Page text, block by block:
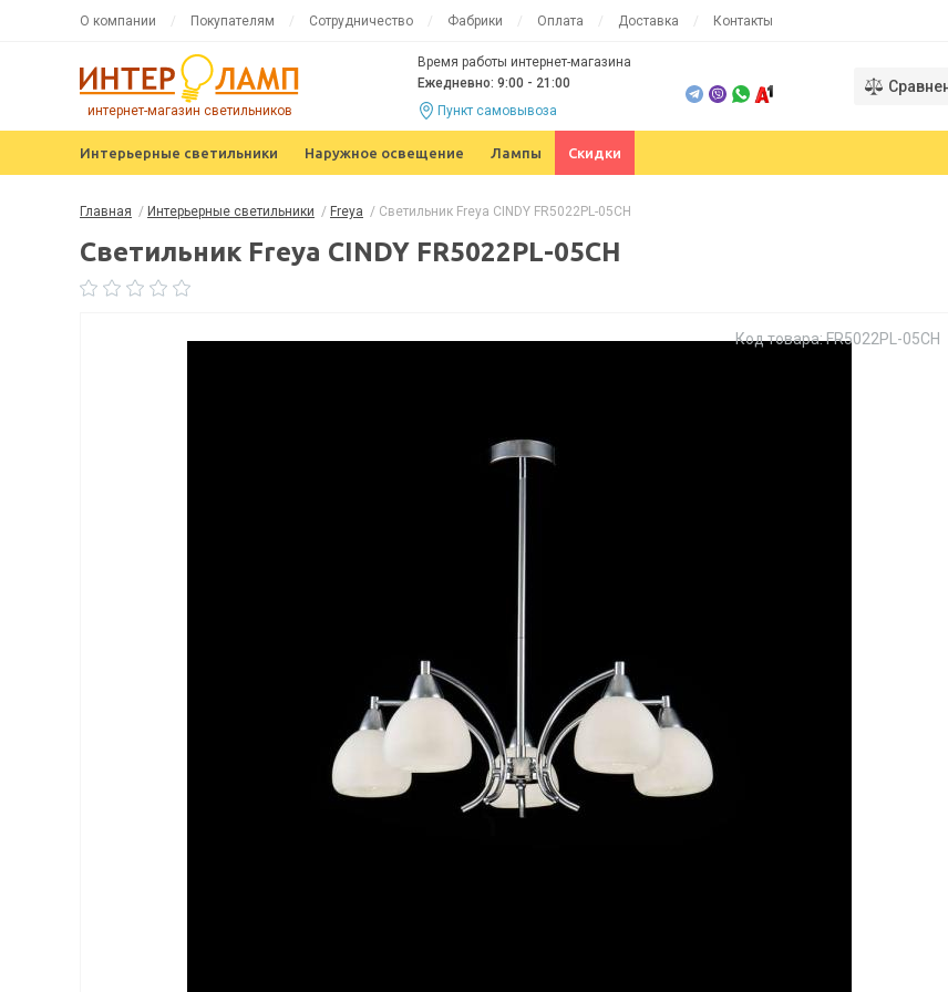
О компании Покупателям Сотрудничество Фабрики Оплата Доставка Контакты
интернет-магазин светильников
Время работы интернет-магазина
Ежедневно: 9:00 - 21:00
Пункт самовывоза
Интерьерные светильники Наружное освещение Лампы Скидки
Главная / Интерьерные светильники / Freya / Светильник Freya CINDY FR5022PL-05CH
Светильник Freya CINDY FR5022PL-05CH
Код товара: FR5022PL-05CH